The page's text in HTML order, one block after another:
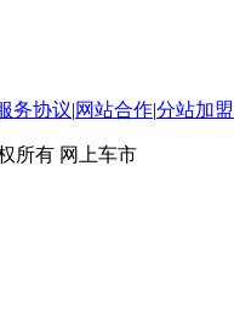
务协议|网站合作|分站加盟
权所有 网上车市